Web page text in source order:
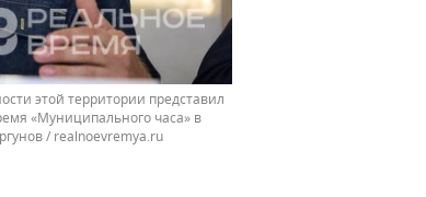
этой территории представил
«Муниципального часа» в
/ realnoevremya.ru